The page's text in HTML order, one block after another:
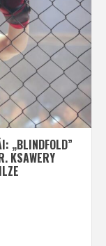
„BLINDFOLD”
KSAWERY